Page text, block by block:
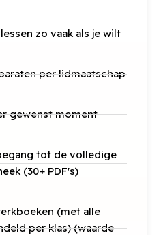
zo vaak als je wilt
per lidmaatschap
gewenst moment
tot de volledige
(30+ PDF's)
(met alle
per klas) (waarde